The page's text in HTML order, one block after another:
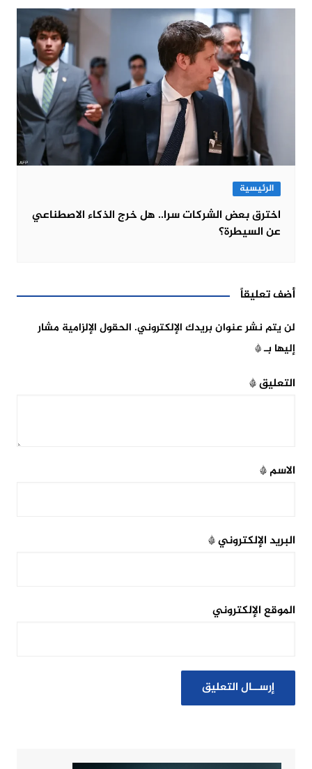
الرئيسية
اخترق بعض الشركات سرا.. هل خرج الذكاء الاصطناعي
عن السيطرة؟
أضف تعليقاً
لن يتم نشر عنوان بريدك الإلكتروني. الحقول الإلزامية مشار
إليها بـ*
التعليق*
الاسم*
البريد الإلكتروني*
الموقع الإلكتروني